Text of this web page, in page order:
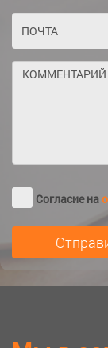
Согласие на